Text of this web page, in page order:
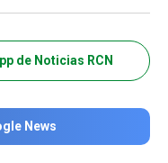
de Noticias RCN
News